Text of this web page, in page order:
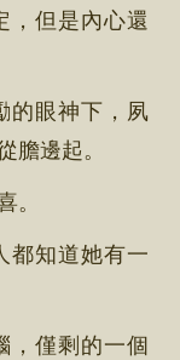
但是內心還
眼神下，夙
邊起。
知道她有一
僅剩的一個